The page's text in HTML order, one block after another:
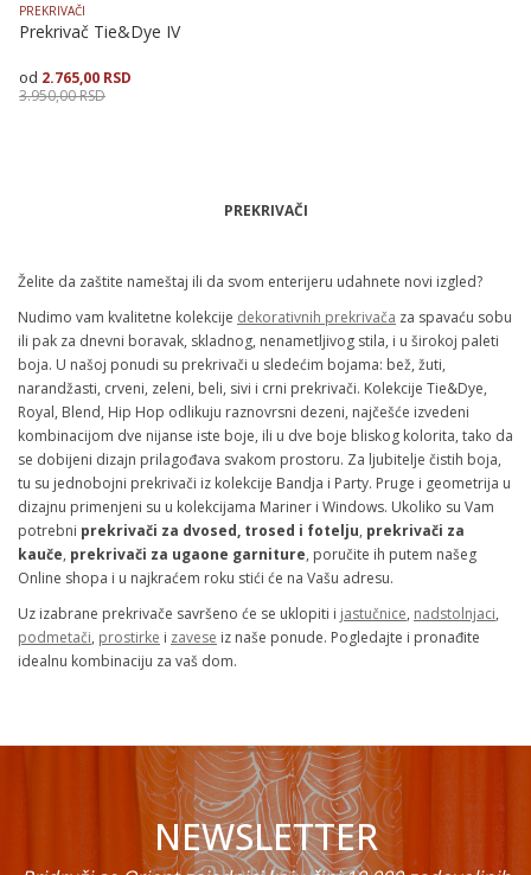
PREKRIVAČI
Prekrivač Tie&Dye IV
2.765,00 RSD
3.950,00RSD
PREKRIVAČI
Želite da zaštite nameštaj ili da svom enterijeru udahnete novi izgled?
Nudimo vam kvalitetne kolekcije dekorativnih prekrivača za spavaću sobu
ili pak za dnevni boravak, skladnog, nenametljivog stila, i u širokoj paleti
boja. U našoj ponudi su prekrivači u sledećim bojama: bež, žuti,
narandžasti, crveni, zeleni, beli, sivi i crni prekrivači. Kolekcije Tie&Dye,
Royal, Blend, Hip Hop odlikuju raznovrsni dezeni, najčešće izvedeni
kombinacijom dve nijanse iste boje, ili u dve boje bliskog kolorita, tako da
se dobijeni dizajn prilagođava svakom prostoru. Za ljubitelje čistih boja,
tu su jednobojni prekrivači iz kolekcije Bandja i Party. Pruge i geometrija u
dizajnu primenjeni su u kolekcijama Mariner i Windows. Ukoliko su Vam
potrebni prekrivači za dvosed, trosed i fotelju, prekrivači za
kauče, prekrivači za ugaone garniture, poručite ih putem našeg
Online shopa i u najkraćem roku stići će na Vašu adresu.
Uz izabrane prekrivače savršeno će se uklopiti i jastučnice, nadstolnjaci,
podmetači, prostirke i zavese iz naše ponude. Pogledajte i pronađite
idealnu kombinaciju za vaš dom.
NEWSLETTER